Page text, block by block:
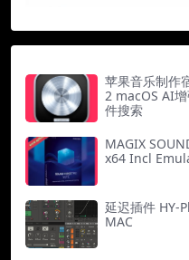
苹果音乐制作
2 macOS AI
件搜索
MAGIX
x64 Incl
延迟插件 HY-
MAC